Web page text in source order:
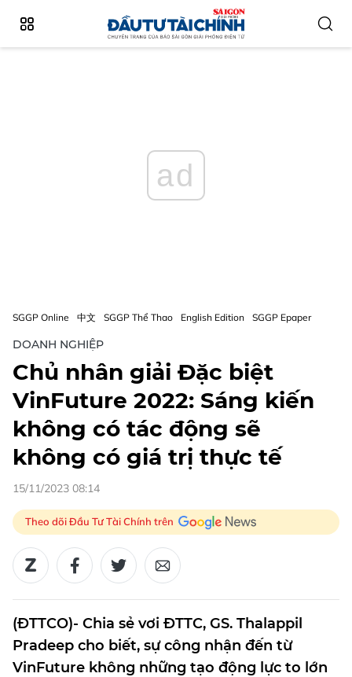
ad
SGGP Online 中文 SGGP Thể Thao English Edition SGGP Epaper
DOANH NGHIỆP
Chủ nhân giải Đặc biệt
VinFuture 2022: Sáng kiến
không có tác động sẽ
không có giá trị thực tế
15/11/2023 08:14
Theo dõi Đầu Tư Tài Chính trên
(ĐTTCO)- Chia sẻ vơi ĐTTC, GS. Thalappil
Pradeep cho biết, sự công nhận đến từ
VinFuture không những tạo động lực to lớn